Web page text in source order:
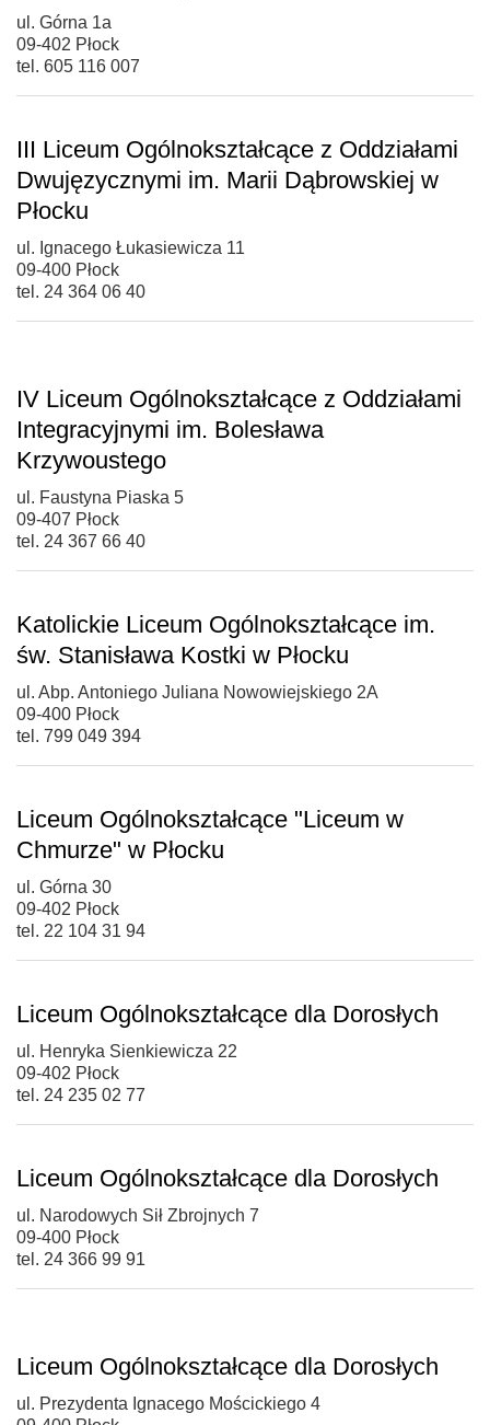
ul. Górna 1a
09-402 Płock
tel. 605 116 007
III Liceum Ogólnokształcące z Oddziałami
Dwujęzycznymi im. Marii Dąbrowskiej w
Płocku
ul. Ignacego Łukasiewicza 11
09-400 Płock
tel. 24 364 06 40
IV Liceum Ogólnokształcące z Oddziałami
Integracyjnymi im. Bolesława
Krzywoustego
ul. Faustyna Piaska 5
09-407 Płock
tel. 24 367 66 40
Katolickie Liceum Ogólnokształcące im.
św. Stanisława Kostki w Płocku
ul. Abp. Antoniego Juliana Nowowiejskiego 2A
09-400 Płock
tel. 799 049 394
Liceum Ogólnokształcące "Liceum w
Chmurze" w Płocku
ul. Górna 30
09-402 Płock
tel. 22 104 31 94
Liceum Ogólnokształcące dla Dorosłych
ul. Henryka Sienkiewicza 22
09-402 Płock
tel. 24 235 02 77
Liceum Ogólnokształcące dla Dorosłych
ul. Narodowych Sił Zbrojnych 7
09-400 Płock
tel. 24 366 99 91
Liceum Ogólnokształcące dla Dorosłych
ul. Prezydenta Ignacego Mościckiego 4